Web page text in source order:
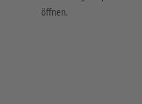
öffnen.